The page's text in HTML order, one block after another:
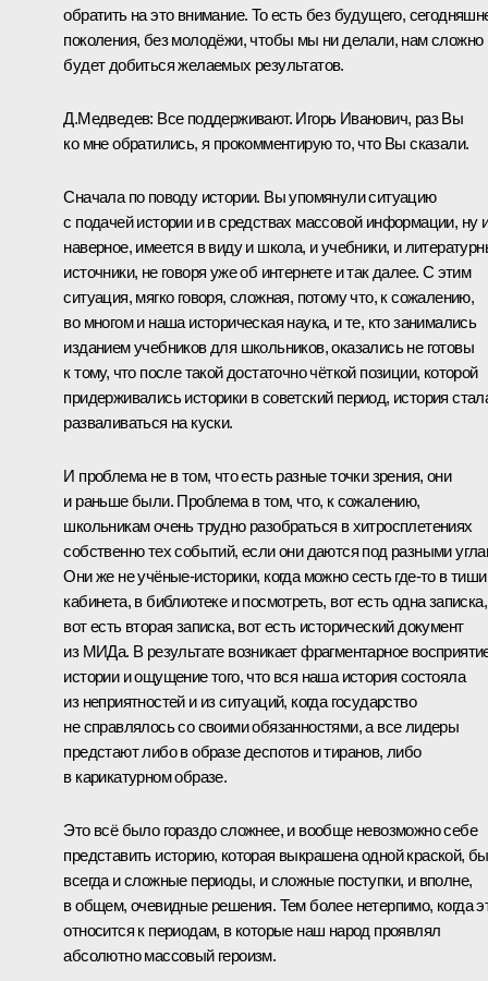
обратить на это внимание. То есть без будущего,
поколения, без молодёжи, чтобы мы ни делали, нам сложно
будет добиться желаемых результатов.
Д.Медведев: Все поддерживают. Игорь Иванович, раз Вы
ко мне обратились, я прокомментирую то, что Вы сказали.
Сначала по поводу истории. Вы упомянули ситуацию
с подачей истории и в средствах массовой информации, ну
наверное, имеется в виду и школа, и учебники, и
источники, не говоря уже об интернете и так далее. С этим
ситуация, мягко говоря, сложная, потому что, к сожалению,
во многом и наша историческая наука, и те, кто занимались
изданием учебников для школьников, оказались не готовы
к тому, что после такой достаточно чёткой позиции, которой
придерживались историки в советский период, история
разваливаться на куски.
И проблема не в том, что есть разные точки зрения, они
и раньше были. Проблема в том, что, к сожалению,
школьникам очень трудно разобраться в хитросплетениях
собственно тех событий, если они даются под разными
Они же не учёные-историки, когда можно сесть где‑то в тиши
кабинета, в библиотеке и посмотреть, вот есть одна записка,
вот есть вторая записка, вот есть исторический документ
из МИДа. В результате возникает фрагментарное
истории и ощущение того, что вся наша история состояла
из неприятностей и из ситуаций, когда государство
не справлялось со своими обязанностями, а все лидеры
предстают либо в образе деспотов и тиранов, либо
в карикатурном образе.
Это всё было гораздо сложнее, и вообще невозможно себе
представить историю, которая выкрашена одной краской,
всегда и сложные периоды, и сложные поступки, и вполне,
в общем, очевидные решения. Тем более нетерпимо, когда
относится к периодам, в которые наш народ проявлял
абсолютно массовый героизм.